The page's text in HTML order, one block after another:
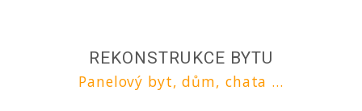
REKONSTRUKCE BYTU
Panelový byt, dům, chata ...